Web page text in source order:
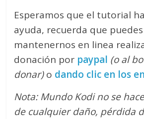
Esperamos que el tutorial
ayuda, recuerda que
mantenernos en linea
donación por paypal (o al
donar)o dando clic en los
Nota: Mundo Kodi no se
de cualquier daño, pérdida